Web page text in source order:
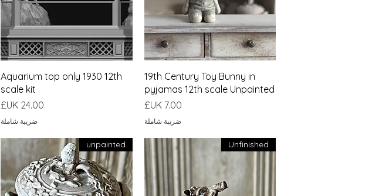
العرض السريع
19th Century Toy Bunny in
pyjamas 12th scale Unpainted
السعر
ضريبة شاملة
العرض السريع
Aquarium top only 1930 12th
scale kit
السعر
ضريبة شاملة
Unfinished
unpainted